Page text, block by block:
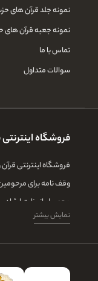
نمونه جلد قرآن های
نمونه جعبه قرآن های
تماس با ما
سوالات متداول
فروشگاه
وقف نامه برای
محصول از وزارت
نمایش بیشتر